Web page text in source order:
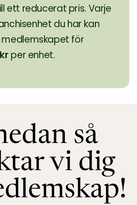
ett reducerat pris. Varje
du har kan
för
per enhet.
så
vi dig